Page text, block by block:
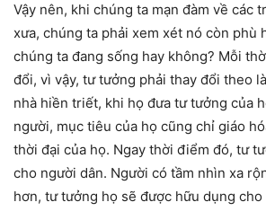
Vậy nên, khi chúng ta mạn đàm về các
xưa, chúng ta phải xem xét nó còn phù
chúng ta đang sống hay không? Mỗi
đổi, vì vậy, tư tưởng phải thay đổi theo
nhà hiền triết, khi họ đưa tư tưởng của
người, mục tiêu của họ cũng chỉ giáo
thời đại của họ. Ngay thời điểm đó, tư
cho người dân. Người có tầm nhìn xa
hơn, tư tưởng họ sẽ được hữu dụng